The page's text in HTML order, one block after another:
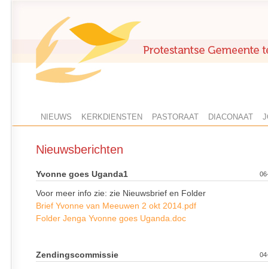
NIEUWS KERKDIENSTEN PASTORAAT DIACONAAT
Nieuwsberichten
Yvonne goes Uganda1
Voor meer info zie: zie Nieuwsbrief en Folder
Brief Yvonne van Meeuwen 2 okt 2014.pdf
Folder Jenga Yvonne goes Uganda.doc
Zendingscommissie